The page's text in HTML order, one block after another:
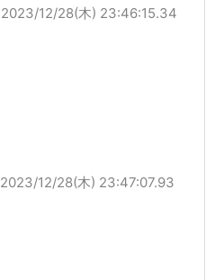
2023/12/28(木) 23:46:15.34
2023/12/28(木) 23:47:07.93